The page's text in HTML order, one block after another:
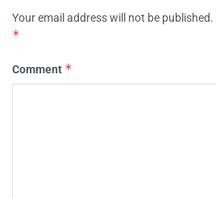
Your email address will not be published.
*
Comment *